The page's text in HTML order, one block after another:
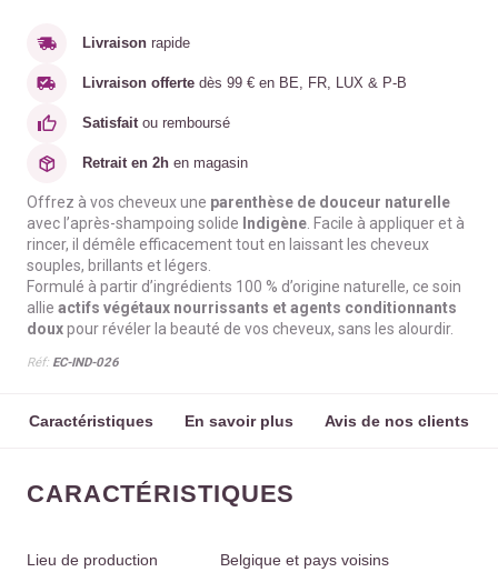
Livraison rapide
Livraison offerte dès 99 € en BE, FR, LUX & P-B
Satisfait ou remboursé
Retrait en 2h en magasin
Offrez à vos cheveux une parenthèse de douceur naturelle
avec l’après-shampoing solide Indigène . Facile à appliquer et à
rincer, il démêle efficacement tout en laissant les cheveux
souples, brillants et légers.
Formulé à partir d’ingrédients 100 % d’origine naturelle, ce soin
allie actifs végétaux nourrissants et agents conditionnants
douxpour révéler la beauté de vos cheveux, sans les alourdir.
Réf: EC-IND-026
Caractéristiques En savoir plus Avis de nos clients
CARACTÉRISTIQUES
Lieu de production Belgique et pays voisins